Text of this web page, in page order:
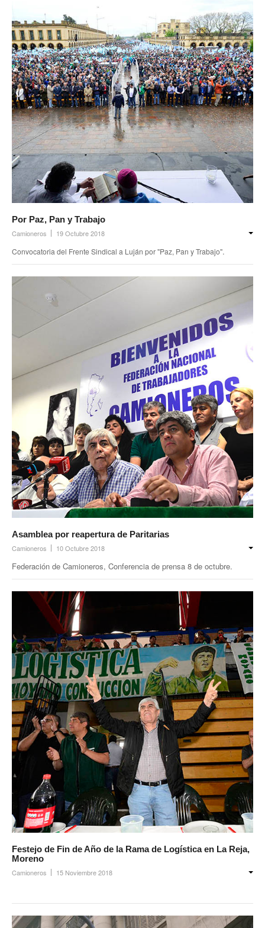
Por Paz, Pan y Trabajo
Camioneros 19 Octubre 2018
Convocatoria del Frente Sindical a Luján por "Paz, Pan y Trabajo".
Asamblea por reapertura de Paritarias
Camioneros 10 Octubre 2018
Federación de Camioneros, Conferencia de prensa 8 de octubre.
Festejo de Fin de Año de la Rama de Logística en La Reja,
Moreno
Camioneros 15 Noviembre 2018